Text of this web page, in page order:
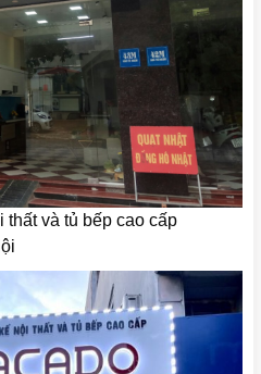
thất và tủ bếp cao cấp